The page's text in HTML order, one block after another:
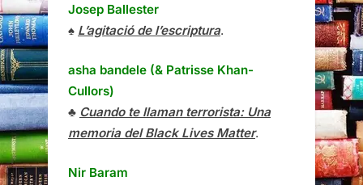
Josep Ballester
♠ L’agitació de l’escriptura.
asha bandele (& Patrisse Khan-
Cullors)
♣ Cuando te llaman terrorista: Una
memoria del Black Lives Matter.
Nir Baram